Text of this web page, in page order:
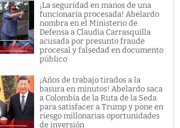
¡La seguridad en manos de una
funcionaria procesada! Abelardo
nombra en el Ministerio de
Defensa a Claudia Carrasquilla
acusada por presunto fraude
procesal y falsedad en documento
público
¡Años de trabajo tirados a la
basura en minutos! Abelardo saca
a Colombia de la Ruta de la Seda
para satisfacer a Trump y pone en
riesgo millonarias oportunidades
de inversión